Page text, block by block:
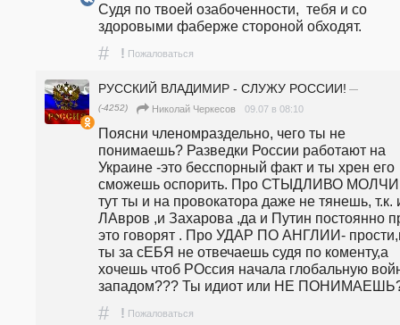
Судя по твоей озабоченности,  тебя и со
здоровыми фаберже стороной обходят.
# ! Пожаловаться
РУССКИЙ ВЛАДИМИР - СЛУЖУ РОССИИ! —
(-4252)
Николай Черкесов 09.07 в 08:10
Поясни членомраздельно, чего ты не
понимаешь? Разведки России работают на
Украине -это бесспорный факт и ты хрен его
сможешь оспорить. Про СТЫДЛИВО
тут ты и на провокатора даже не тянешь, т.к.
ЛАвров ,и Захарова ,да и Путин постоянно
это говорят . Про УДАР ПО АНГЛИИ-
ты за сЕБЯ не отвечаешь судя по коменту,а
хочешь чтоб РОссия начала глобальную
западом??? Ты идиот или НЕ
# ! Пожаловаться